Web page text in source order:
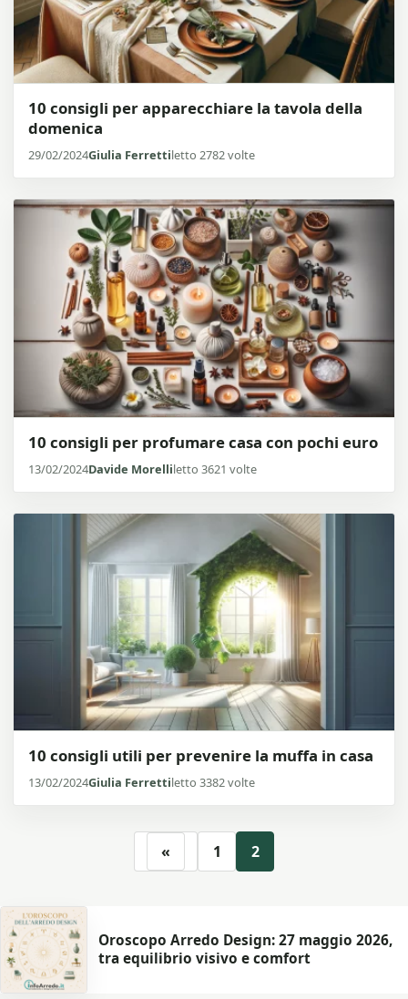
10 consigli per apparecchiare la tavola della
domenica
29/02/2024Giulia Ferrettiletto 2782 volte
10 consigli per profumare casa con pochi euro
13/02/2024Davide Morelliletto 3621 volte
10 consigli utili per prevenire la muffa in casa
13/02/2024Giulia Ferrettiletto 3382 volte
« 1 2
Oroscopo Arredo Design: 27 maggio 2026,
tra equilibrio visivo e comfort